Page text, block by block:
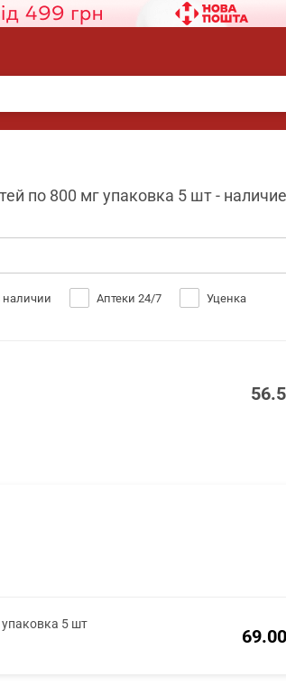
по 800 мг упаковка 5 шт -
наличии Аптеки 24/7 Уценка
упаковка 5 шт
69.00